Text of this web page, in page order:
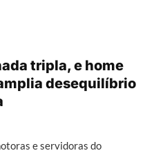
tripla, e home
desequilíbrio
e servidoras do